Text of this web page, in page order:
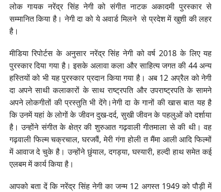
लोक गायक नरेंद्र सिंह नेगी को संगीत नाटक अकादमी पुरस्कार से
सम्मानित किया है। नेगी दा को ये अवार्ड मिलने से प्रदेश में खुशी की लहर
है।
मीडिया रिपोर्टस के अनुसार नरेंद्र सिंह नेगी को वर्ष 2018 के लिए यह
पुरस्कार दिया गया है। इसके अलावा कला और साहित्य जगत की 44 अन्य
हस्तियों को भी यह पुरस्कार प्रदान किया गया है। अब 12 अप्रैल को नेगी
दा अपने साथी कलाकारों के साथ राष्ट्रपति और उपराष्ट्रपति के सामने
अपने लोकगीतों की प्रस्तुति भी देंगे।नेगी दा के गानों की खास बात यह है
कि उनमें यहां के लोगों के जीवन दुख-दर्द, सुखी जीवन के पहलुओं को दर्शाया
है। उन्होंने संगीत के क्षेत्र की शुरुआत गढ़वाली गीतमाला से की थी। वह
गढ़वाली फिल्म चक्रचाल, घरजवैं, मेरी गंगा होली त मैंमा आली आदि फिल्मों
में आवाज दे चुके है। उन्होंने छुंयाल, दगड्या, घस्यारी, हल्दी हाथ समेत कई
एलबम में कार्य किया है।
आपको बता दें कि नरेंद्र सिंह नेगी का जन्म 12 अगस्त 1949 को पौड़ी में